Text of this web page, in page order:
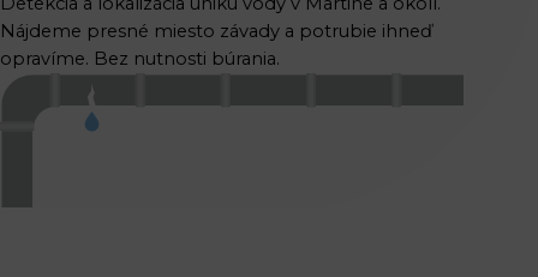
Nájdeme presné miesto závady a potrubie ihneď
opravíme. Bez nutnosti búrania.